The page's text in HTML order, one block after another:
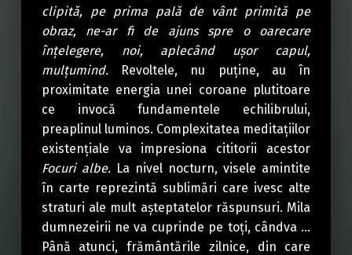
clipită, pe prima pală de vânt primită pe
obraz, ne-ar fi de ajuns spre o oarecare
înțelegere, noi, aplecând ușor capul,
mulțumind.Revoltele, nu puține, au în
proximitate energia unei coroane plutitoare
ce invocă fundamentele echilibrului,
preaplinul luminos. Complexitatea meditațiilor
existențiale va impresiona cititorii acestor
Focuri albe. La nivel nocturn, visele amintite
în carte reprezintă sublimări care ivesc alte
straturi ale mult așteptatelor răspunsuri. Mila
dumnezeirii ne va cuprinde pe toți, cândva …
Până atunci, frământările zilnice, din care